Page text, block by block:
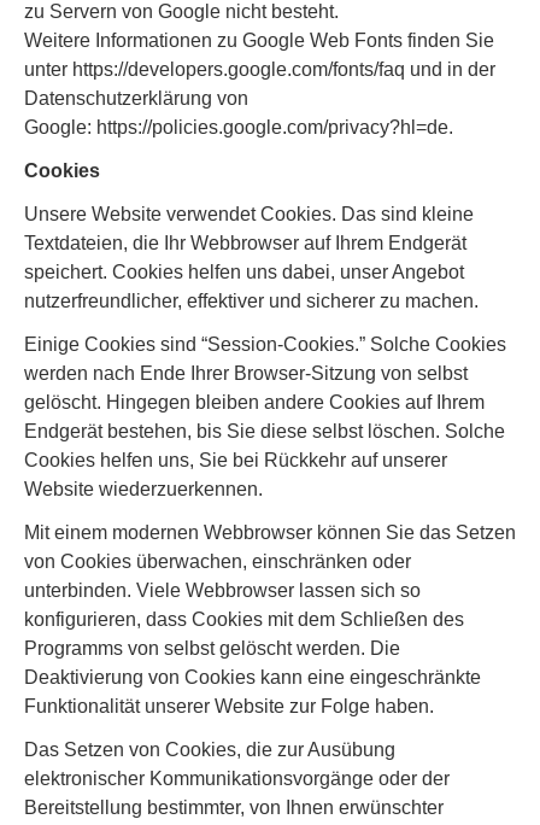
zu Servern von Google nicht besteht.
Weitere Informationen zu Google Web Fonts finden Sie
unter https://developers.google.com/fonts/faq und in der
Datenschutzerklärung von
Google: https://policies.google.com/privacy?hl=de.
Cookies
Unsere Website verwendet Cookies. Das sind kleine
Textdateien, die Ihr Webbrowser auf Ihrem Endgerät
speichert. Cookies helfen uns dabei, unser Angebot
nutzerfreundlicher, effektiver und sicherer zu machen.
Einige Cookies sind “Session-Cookies.” Solche Cookies
werden nach Ende Ihrer Browser-Sitzung von selbst
gelöscht. Hingegen bleiben andere Cookies auf Ihrem
Endgerät bestehen, bis Sie diese selbst löschen. Solche
Cookies helfen uns, Sie bei Rückkehr auf unserer
Website wiederzuerkennen.
Mit einem modernen Webbrowser können Sie das Setzen
von Cookies überwachen, einschränken oder
unterbinden. Viele Webbrowser lassen sich so
konfigurieren, dass Cookies mit dem Schließen des
Programms von selbst gelöscht werden. Die
Deaktivierung von Cookies kann eine eingeschränkte
Funktionalität unserer Website zur Folge haben.
Das Setzen von Cookies, die zur Ausübung
elektronischer Kommunikationsvorgänge oder der
Bereitstellung bestimmter, von Ihnen erwünschter